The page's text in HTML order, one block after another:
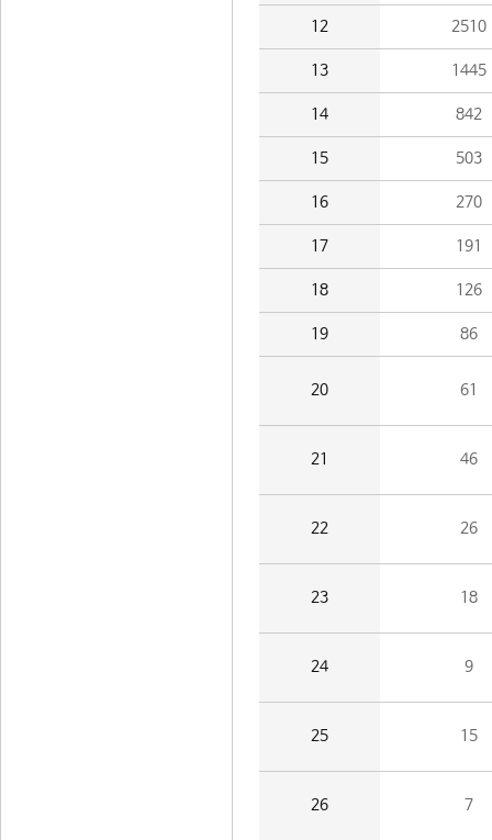
12 2510
13 1445
14 842
15 503
16 270
17 191
18 126
19 86
20 61
21 46
22 26
23 18
24 9
25 15
26 7